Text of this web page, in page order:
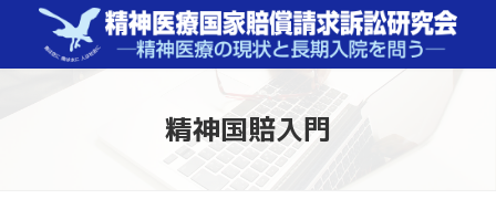
精神国賠入門